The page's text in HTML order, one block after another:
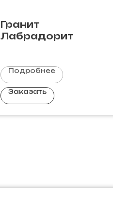
Гранит
Лабрадорит
Подробнее
Заказать